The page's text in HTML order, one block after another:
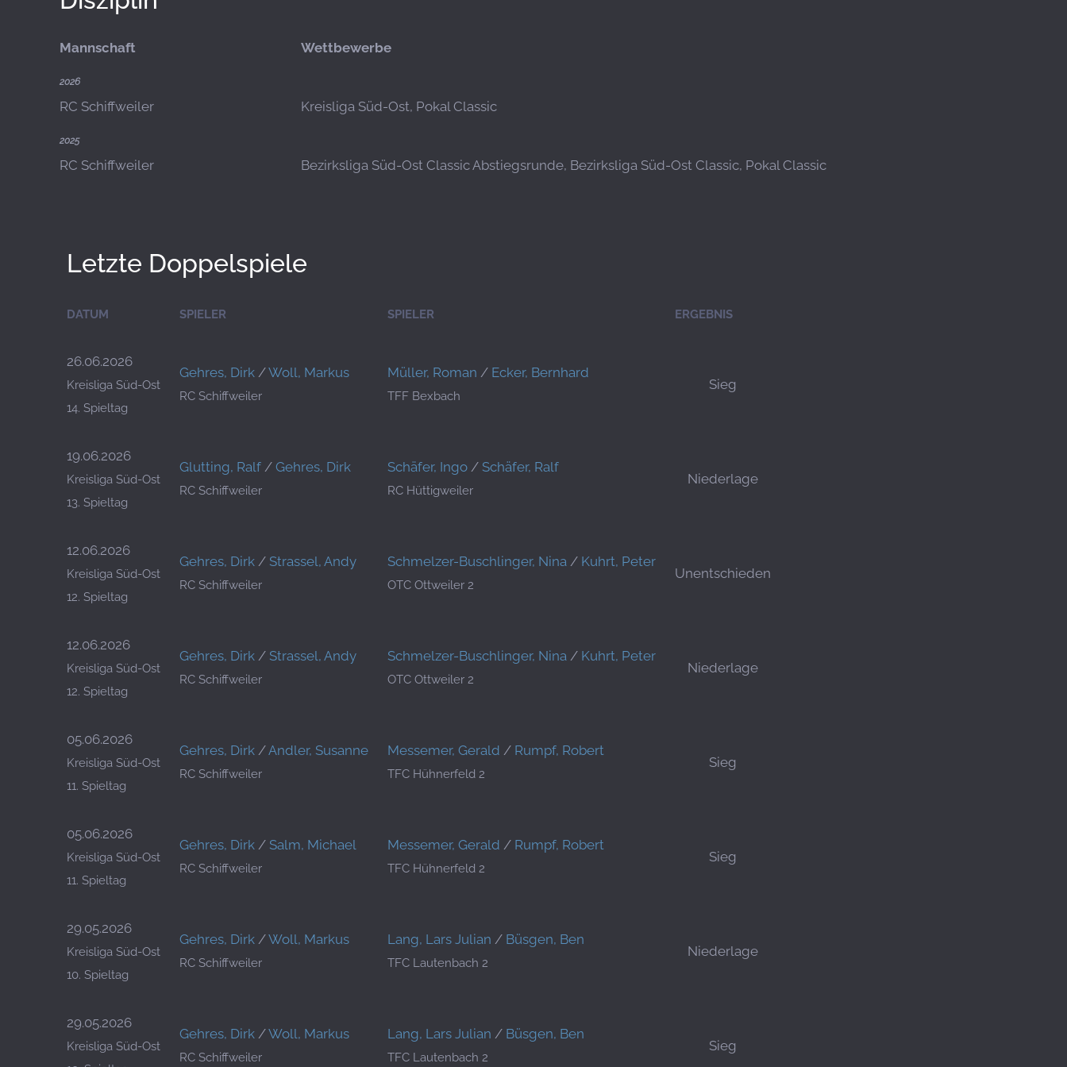
Mannschaft Wettbewerbe
2026
RC Schiffweiler Kreisliga Süd-Ost, Pokal Classic
2025
RC Schiffweiler Bezirksliga Süd-Ost Classic Abstiegsrunde, Bezirksliga Süd-Ost Classic, Pokal Classic
Letzte Doppelspiele
DATUM SPIELER SPIELER ERGEBNIS
26.06.2026
Kreisliga Süd-Ost
14. Spieltag
Gehres, Dirk /Woll, Markus
RC Schiffweiler
Müller, Roman / Ecker, Bernhard
TFF Bexbach
Sieg
19.06.2026
Kreisliga Süd-Ost
13. Spieltag
Glutting, Ralf / Gehres, Dirk
RC Schiffweiler
Schäfer, Ingo / Schäfer, Ralf
RC Hüttigweiler
Niederlage
12.06.2026
Kreisliga Süd-Ost
12. Spieltag
Gehres, Dirk / Strassel, Andy
RC Schiffweiler
Schmelzer-Buschlinger, Nina / Kuhrt, Peter
OTC Ottweiler 2
Unentschieden
12.06.2026
Kreisliga Süd-Ost
12. Spieltag
Gehres, Dirk / Strassel, Andy
RC Schiffweiler
Schmelzer-Buschlinger, Nina / Kuhrt, Peter
OTC Ottweiler 2
Niederlage
05.06.2026
Kreisliga Süd-Ost
11. Spieltag
Gehres, Dirk /Andler, Susanne
RC Schiffweiler
Messemer, Gerald / Rumpf, Robert
TFC Hühnerfeld 2
Sieg
05.06.2026
Kreisliga Süd-Ost
11. Spieltag
Gehres, Dirk / Salm, Michael
RC Schiffweiler
Messemer, Gerald / Rumpf, Robert
TFC Hühnerfeld 2
Sieg
29.05.2026
Kreisliga Süd-Ost
10. Spieltag
Gehres, Dirk /Woll, Markus
RC Schiffweiler
Lang, Lars Julian / Büsgen, Ben
TFC Lautenbach 2
Niederlage
29.05.2026
Kreisliga Süd-Ost
Gehres, Dirk /Woll, Markus
RC Schiffweiler
Lang, Lars Julian / Büsgen, Ben
TFC Lautenbach 2
Sieg